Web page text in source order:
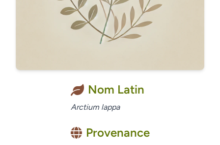
Nom Latin
Arctium lappa
Provenance